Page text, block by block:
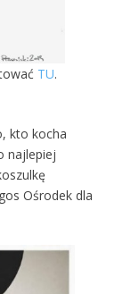
TU.
kto kocha
najlepiej
Ośrodek dla